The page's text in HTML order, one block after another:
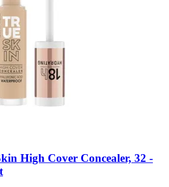
High Cover Concealer, 32 -​